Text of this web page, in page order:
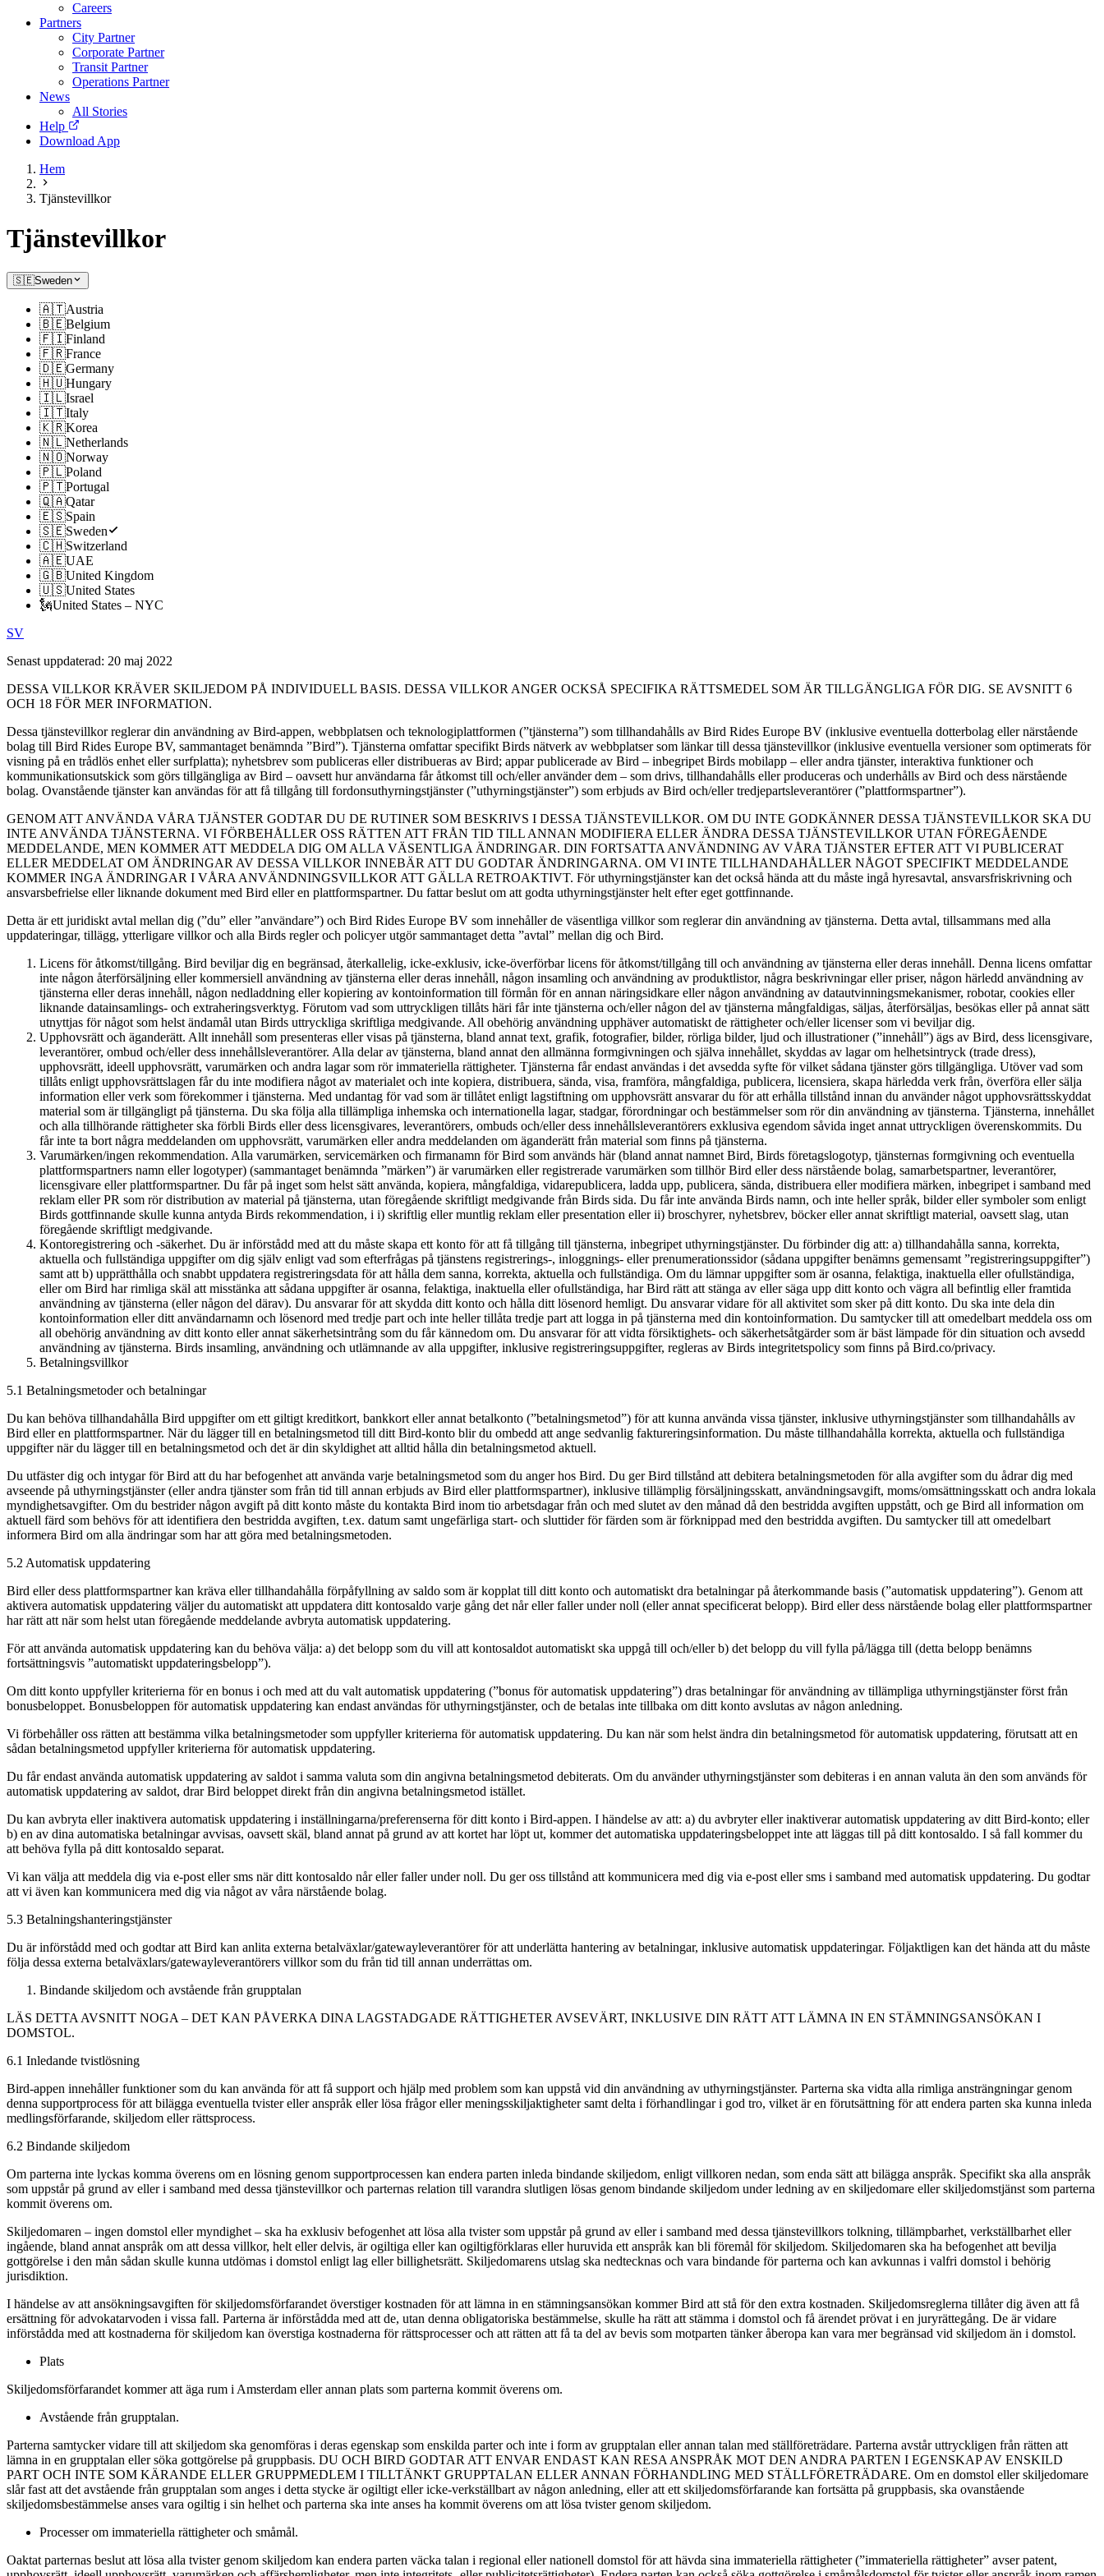
Careers
Partners
City Partner
Corporate Partner
Transit Partner
Operations Partner
News
All Stories
Help
Download App
Hem
Tjänstevillkor
Tjänstevillkor
🇸🇪Sweden
🇦🇹Austria
🇧🇪Belgium
🇫🇮Finland
🇫🇷France
🇩🇪Germany
🇭🇺Hungary
🇮🇱Israel
🇮🇹Italy
🇰🇷Korea
🇳🇱Netherlands
🇳🇴Norway
🇵🇱Poland
🇵🇹Portugal
🇶🇦Qatar
🇪🇸Spain
🇸🇪Sweden
🇨🇭Switzerland
🇦🇪UAE
🇬🇧United Kingdom
🇺🇸United States
🗽United States – NYC
SV
Senast uppdaterad: 20 maj 2022
DESSA VILLKOR KRÄVER SKILJEDOM PÅ INDIVIDUELL BASIS. DESSA VILLKOR ANGER OCKSÅ SPECIFIKA RÄTTSMEDEL SOM ÄR TILLGÄNGLIGA FÖR DIG. SE AVSNITT 6
OCH 18 FÖR MER INFORMATION.
Dessa tjänstevillkor reglerar din användning av Bird-appen, webbplatsen och teknologiplattformen (”tjänsterna”) som tillhandahålls av Bird Rides Europe BV (inklusive eventuella dotterbolag eller närstående
bolag till Bird Rides Europe BV, sammantaget benämnda ”Bird”). Tjänsterna omfattar specifikt Birds nätverk av webbplatser som länkar till dessa tjänstevillkor (inklusive eventuella versioner som optimerats för
visning på en trådlös enhet eller surfplatta); nyhetsbrev som publiceras eller distribueras av Bird; appar publicerade av Bird – inbegripet Birds mobilapp – eller andra tjänster, interaktiva funktioner och
kommunikationsutskick som görs tillgängliga av Bird – oavsett hur användarna får åtkomst till och/eller använder dem – som drivs, tillhandahålls eller produceras och underhålls av Bird och dess närstående
bolag. Ovanstående tjänster kan användas för att få tillgång till fordonsuthyrningstjänster (”uthyrningstjänster”) som erbjuds av Bird och/eller tredjepartsleverantörer (”plattformspartner”).
GENOM ATT ANVÄNDA VÅRA TJÄNSTER GODTAR DU DE RUTINER SOM BESKRIVS I DESSA TJÄNSTEVILLKOR. OM DU INTE GODKÄNNER DESSA TJÄNSTEVILLKOR SKA DU
INTE ANVÄNDA TJÄNSTERNA. VI FÖRBEHÅLLER OSS RÄTTEN ATT FRÅN TID TILL ANNAN MODIFIERA ELLER ÄNDRA DESSA TJÄNSTEVILLKOR UTAN FÖREGÅENDE
MEDDELANDE, MEN KOMMER ATT MEDDELA DIG OM ALLA VÄSENTLIGA ÄNDRINGAR. DIN FORTSATTA ANVÄNDNING AV VÅRA TJÄNSTER EFTER ATT VI PUBLICERAT
ELLER MEDDELAT OM ÄNDRINGAR AV DESSA VILLKOR INNEBÄR ATT DU GODTAR ÄNDRINGARNA. OM VI INTE TILLHANDAHÅLLER NÅGOT SPECIFIKT MEDDELANDE
KOMMER INGA ÄNDRINGAR I VÅRA ANVÄNDNINGSVILLKOR ATT GÄLLA RETROAKTIVT. För uthyrningstjänster kan det också hända att du måste ingå hyresavtal, ansvarsfriskrivning och
ansvarsbefrielse eller liknande dokument med Bird eller en plattformspartner. Du fattar beslut om att godta uthyrningstjänster helt efter eget gottfinnande.
Detta är ett juridiskt avtal mellan dig (”du” eller ”användare”) och Bird Rides Europe BV som innehåller de väsentliga villkor som reglerar din användning av tjänsterna. Detta avtal, tillsammans med alla
uppdateringar, tillägg, ytterligare villkor och alla Birds regler och policyer utgör sammantaget detta ”avtal” mellan dig och Bird.
Licens för åtkomst/tillgång. Bird beviljar dig en begränsad, återkallelig, icke-exklusiv, icke-överförbar licens för åtkomst/tillgång till och användning av tjänsterna eller deras innehåll. Denna licens omfattar
inte någon återförsäljning eller kommersiell användning av tjänsterna eller deras innehåll, någon insamling och användning av produktlistor, några beskrivningar eller priser, någon härledd användning av
tjänsterna eller deras innehåll, någon nedladdning eller kopiering av kontoinformation till förmån för en annan näringsidkare eller någon användning av datautvinningsmekanismer, robotar, cookies eller
liknande datainsamlings- och extraheringsverktyg. Förutom vad som uttryckligen tillåts häri får inte tjänsterna och/eller någon del av tjänsterna mångfaldigas, säljas, återförsäljas, besökas eller på annat sätt
utnyttjas för något som helst ändamål utan Birds uttryckliga skriftliga medgivande. All obehörig användning upphäver automatiskt de rättigheter och/eller licenser som vi beviljar dig.
Upphovsrätt och äganderätt. Allt innehåll som presenteras eller visas på tjänsterna, bland annat text, grafik, fotografier, bilder, rörliga bilder, ljud och illustrationer (”innehåll”) ägs av Bird, dess licensgivare,
leverantörer, ombud och/eller dess innehållsleverantörer. Alla delar av tjänsterna, bland annat den allmänna formgivningen och själva innehållet, skyddas av lagar om helhetsintryck (trade dress),
upphovsrätt, ideell upphovsrätt, varumärken och andra lagar som rör immateriella rättigheter. Tjänsterna får endast användas i det avsedda syfte för vilket sådana tjänster görs tillgängliga. Utöver vad som
tillåts enligt upphovsrättslagen får du inte modifiera något av materialet och inte kopiera, distribuera, sända, visa, framföra, mångfaldiga, publicera, licensiera, skapa härledda verk från, överföra eller sälja
information eller verk som förekommer i tjänsterna. Med undantag för vad som är tillåtet enligt lagstiftning om upphovsrätt ansvarar du för att erhålla tillstånd innan du använder något upphovsrättsskyddat
material som är tillgängligt på tjänsterna. Du ska följa alla tillämpliga inhemska och internationella lagar, stadgar, förordningar och bestämmelser som rör din användning av tjänsterna. Tjänsterna, innehållet
och alla tillhörande rättigheter ska förbli Birds eller dess licensgivares, leverantörers, ombuds och/eller dess innehållsleverantörers exklusiva egendom såvida inget annat uttryckligen överenskommits. Du
får inte ta bort några meddelanden om upphovsrätt, varumärken eller andra meddelanden om äganderätt från material som finns på tjänsterna.
Varumärken/ingen rekommendation. Alla varumärken, servicemärken och firmanamn för Bird som används här (bland annat namnet Bird, Birds företagslogotyp, tjänsternas formgivning och eventuella
plattformspartners namn eller logotyper) (sammantaget benämnda ”märken”) är varumärken eller registrerade varumärken som tillhör Bird eller dess närstående bolag, samarbetspartner, leverantörer,
licensgivare eller plattformspartner. Du får på inget som helst sätt använda, kopiera, mångfaldiga, vidarepublicera, ladda upp, publicera, sända, distribuera eller modifiera märken, inbegripet i samband med
reklam eller PR som rör distribution av material på tjänsterna, utan föregående skriftligt medgivande från Birds sida. Du får inte använda Birds namn, och inte heller språk, bilder eller symboler som enligt
Birds gottfinnande skulle kunna antyda Birds rekommendation, i i) skriftlig eller muntlig reklam eller presentation eller ii) broschyrer, nyhetsbrev, böcker eller annat skriftligt material, oavsett slag, utan
föregående skriftligt medgivande.
Kontoregistrering och -säkerhet. Du är införstådd med att du måste skapa ett konto för att få tillgång till tjänsterna, inbegripet uthyrningstjänster. Du förbinder dig att: a) tillhandahålla sanna, korrekta,
aktuella och fullständiga uppgifter om dig själv enligt vad som efterfrågas på tjänstens registrerings-, inloggnings- eller prenumerationssidor (sådana uppgifter benämns gemensamt ”registreringsuppgifter”)
samt att b) upprätthålla och snabbt uppdatera registreringsdata för att hålla dem sanna, korrekta, aktuella och fullständiga. Om du lämnar uppgifter som är osanna, felaktiga, inaktuella eller ofullständiga,
eller om Bird har rimliga skäl att misstänka att sådana uppgifter är osanna, felaktiga, inaktuella eller ofullständiga, har Bird rätt att stänga av eller säga upp ditt konto och vägra all befintlig eller framtida
användning av tjänsterna (eller någon del därav). Du ansvarar för att skydda ditt konto och hålla ditt lösenord hemligt. Du ansvarar vidare för all aktivitet som sker på ditt konto. Du ska inte dela din
kontoinformation eller ditt användarnamn och lösenord med tredje part och inte heller tillåta tredje part att logga in på tjänsterna med din kontoinformation. Du samtycker till att omedelbart meddela oss om
all obehörig användning av ditt konto eller annat säkerhetsintrång som du får kännedom om. Du ansvarar för att vidta försiktighets- och säkerhetsåtgärder som är bäst lämpade för din situation och avsedd
användning av tjänsterna. Birds insamling, användning och utlämnande av alla uppgifter, inklusive registreringsuppgifter, regleras av Birds integritetspolicy som finns på Bird.co/privacy.
Betalningsvillkor
5.1 Betalningsmetoder och betalningar
Du kan behöva tillhandahålla Bird uppgifter om ett giltigt kreditkort, bankkort eller annat betalkonto (”betalningsmetod”) för att kunna använda vissa tjänster, inklusive uthyrningstjänster som tillhandahålls av
Bird eller en plattformspartner. När du lägger till en betalningsmetod till ditt Bird-konto blir du ombedd att ange sedvanlig faktureringsinformation. Du måste tillhandahålla korrekta, aktuella och fullständiga
uppgifter när du lägger till en betalningsmetod och det är din skyldighet att alltid hålla din betalningsmetod aktuell.
Du utfäster dig och intygar för Bird att du har befogenhet att använda varje betalningsmetod som du anger hos Bird. Du ger Bird tillstånd att debitera betalningsmetoden för alla avgifter som du ådrar dig med
avseende på uthyrningstjänster (eller andra tjänster som från tid till annan erbjuds av Bird eller plattformspartner), inklusive tillämplig försäljningsskatt, användningsavgift, moms/omsättningsskatt och andra lokala
myndighetsavgifter. Om du bestrider någon avgift på ditt konto måste du kontakta Bird inom tio arbetsdagar från och med slutet av den månad då den bestridda avgiften uppstått, och ge Bird all information om
aktuell färd som behövs för att identifiera den bestridda avgiften, t.ex. datum samt ungefärliga start- och sluttider för färden som är förknippad med den bestridda avgiften. Du samtycker till att omedelbart
informera Bird om alla ändringar som har att göra med betalningsmetoden.
5.2 Automatisk uppdatering
Bird eller dess plattformspartner kan kräva eller tillhandahålla förpåfyllning av saldo som är kopplat till ditt konto och automatiskt dra betalningar på återkommande basis (”automatisk uppdatering”). Genom att
aktivera automatisk uppdatering väljer du automatiskt att uppdatera ditt kontosaldo varje gång det når eller faller under noll (eller annat specificerat belopp). Bird eller dess närstående bolag eller plattformspartner
har rätt att när som helst utan föregående meddelande avbryta automatisk uppdatering.
För att använda automatisk uppdatering kan du behöva välja: a) det belopp som du vill att kontosaldot automatiskt ska uppgå till och/eller b) det belopp du vill fylla på/lägga till (detta belopp benämns
fortsättningsvis ”automatiskt uppdateringsbelopp”).
Om ditt konto uppfyller kriterierna för en bonus i och med att du valt automatisk uppdatering (”bonus för automatisk uppdatering”) dras betalningar för användning av tillämpliga uthyrningstjänster först från
bonusbeloppet. Bonusbeloppen för automatisk uppdatering kan endast användas för uthyrningstjänster, och de betalas inte tillbaka om ditt konto avslutas av någon anledning.
Vi förbehåller oss rätten att bestämma vilka betalningsmetoder som uppfyller kriterierna för automatisk uppdatering. Du kan när som helst ändra din betalningsmetod för automatisk uppdatering, förutsatt att en
sådan betalningsmetod uppfyller kriterierna för automatisk uppdatering.
Du får endast använda automatisk uppdatering av saldot i samma valuta som din angivna betalningsmetod debiterats. Om du använder uthyrningstjänster som debiteras i en annan valuta än den som används för
automatisk uppdatering av saldot, drar Bird beloppet direkt från din angivna betalningsmetod istället.
Du kan avbryta eller inaktivera automatisk uppdatering i inställningarna/preferenserna för ditt konto i Bird-appen. I händelse av att: a) du avbryter eller inaktiverar automatisk uppdatering av ditt Bird-konto; eller
b) en av dina automatiska betalningar avvisas, oavsett skäl, bland annat på grund av att kortet har löpt ut, kommer det automatiska uppdateringsbeloppet inte att läggas till på ditt kontosaldo. I så fall kommer du
att behöva fylla på ditt kontosaldo separat.
Vi kan välja att meddela dig via e-post eller sms när ditt kontosaldo når eller faller under noll. Du ger oss tillstånd att kommunicera med dig via e-post eller sms i samband med automatisk uppdatering. Du godtar
att vi även kan kommunicera med dig via något av våra närstående bolag.
5.3 Betalningshanteringstjänster
Du är införstådd med och godtar att Bird kan anlita externa betalväxlar/gatewayleverantörer för att underlätta hantering av betalningar, inklusive automatisk uppdateringar. Följaktligen kan det hända att du måste
följa dessa externa betalväxlars/gatewayleverantörers villkor som du från tid till annan underrättas om.
Bindande skiljedom och avstående från grupptalan
LÄS DETTA AVSNITT NOGA – DET KAN PÅVERKA DINA LAGSTADGADE RÄTTIGHETER AVSEVÄRT, INKLUSIVE DIN RÄTT ATT LÄMNA IN EN STÄMNINGSANSÖKAN I
DOMSTOL.
6.1 Inledande tvistlösning
Bird-appen innehåller funktioner som du kan använda för att få support och hjälp med problem som kan uppstå vid din användning av uthyrningstjänster. Parterna ska vidta alla rimliga ansträngningar genom
denna supportprocess för att bilägga eventuella tvister eller anspråk eller lösa frågor eller meningsskiljaktigheter samt delta i förhandlingar i god tro, vilket är en förutsättning för att endera parten ska kunna inleda
medlingsförfarande, skiljedom eller rättsprocess.
6.2 Bindande skiljedom
Om parterna inte lyckas komma överens om en lösning genom supportprocessen kan endera parten inleda bindande skiljedom, enligt villkoren nedan, som enda sätt att bilägga anspråk. Specifikt ska alla anspråk
som uppstår på grund av eller i samband med dessa tjänstevillkor och parternas relation till varandra slutligen lösas genom bindande skiljedom under ledning av en skiljedomare eller skiljedomstjänst som parterna
kommit överens om.
Skiljedomaren – ingen domstol eller myndighet – ska ha exklusiv befogenhet att lösa alla tvister som uppstår på grund av eller i samband med dessa tjänstevillkors tolkning, tillämpbarhet, verkställbarhet eller
ingående, bland annat anspråk om att dessa villkor, helt eller delvis, är ogiltiga eller kan ogiltigförklaras eller huruvida ett anspråk kan bli föremål för skiljedom. Skiljedomaren ska ha befogenhet att bevilja
gottgörelse i den mån sådan skulle kunna utdömas i domstol enligt lag eller billighetsrätt. Skiljedomarens utslag ska nedtecknas och vara bindande för parterna och kan avkunnas i valfri domstol i behörig
jurisdiktion.
I händelse av att ansökningsavgiften för skiljedomsförfarandet överstiger kostnaden för att lämna in en stämningsansökan kommer Bird att stå för den extra kostnaden. Skiljedomsreglerna tillåter dig även att få
ersättning för advokatarvoden i vissa fall. Parterna är införstådda med att de, utan denna obligatoriska bestämmelse, skulle ha rätt att stämma i domstol och få ärendet prövat i en juryrättegång. De är vidare
införstådda med att kostnaderna för skiljedom kan överstiga kostnaderna för rättsprocesser och att rätten att få ta del av bevis som motparten tänker åberopa kan vara mer begränsad vid skiljedom än i domstol.
Plats
Skiljedomsförfarandet kommer att äga rum i Amsterdam eller annan plats som parterna kommit överens om.
Avstående från grupptalan.
Parterna samtycker vidare till att skiljedom ska genomföras i deras egenskap som enskilda parter och inte i form av grupptalan eller annan talan med ställföreträdare. Parterna avstår uttryckligen från rätten att
lämna in en grupptalan eller söka gottgörelse på gruppbasis. DU OCH BIRD GODTAR ATT ENVAR ENDAST KAN RESA ANSPRÅK MOT DEN ANDRA PARTEN I EGENSKAP AV ENSKILD
PART OCH INTE SOM KÄRANDE ELLER GRUPPMEDLEM I TILLTÄNKT GRUPPTALAN ELLER ANNAN FÖRHANDLING MED STÄLLFÖRETRÄDARE. Om en domstol eller skiljedomare
slår fast att det avstående från grupptalan som anges i detta stycke är ogiltigt eller icke-verkställbart av någon anledning, eller att ett skiljedomsförfarande kan fortsätta på gruppbasis, ska ovanstående
skiljedomsbestämmelse anses vara ogiltig i sin helhet och parterna ska inte anses ha kommit överens om att lösa tvister genom skiljedom.
Processer om immateriella rättigheter och småmål.
Oaktat parternas beslut att lösa alla tvister genom skiljedom kan endera parten väcka talan i regional eller nationell domstol för att hävda sina immateriella rättigheter (”immateriella rättigheter” avser patent,